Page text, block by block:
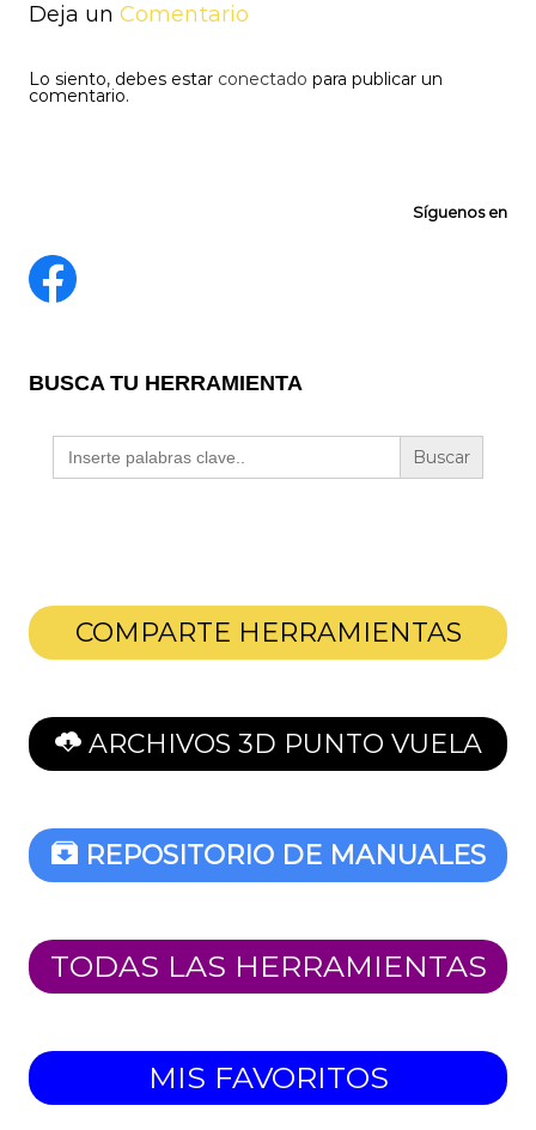
Deja un Comentario
Lo siento, debes estar conectado para publicar un
comentario.
Síguenos en
BUSCA TU HERRAMIENTA
Buscar:
COMPARTE HERRAMIENTAS
ARCHIVOS 3D PUNTO VUELA
REPOSITORIO DE MANUALES
TODAS LAS HERRAMIENTAS
MIS FAVORITOS